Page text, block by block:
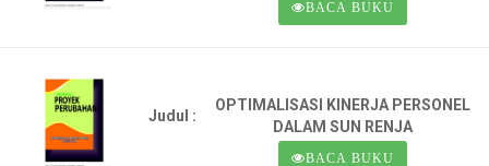
BACA BUKU
Judul :
OPTIMALISASI KINERJA PERSONEL
DALAM SUN RENJA
BACA BUKU